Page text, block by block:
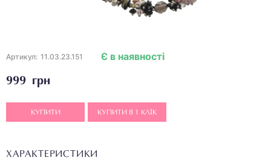
Артикул: 11.03.23.151
999 грн
Є в наявності
КУПИТИ КУПИТИ В 1 КЛІК
ХАРАКТЕРИСТИКИ